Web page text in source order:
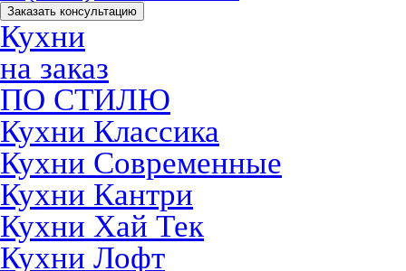
Заказать консультацию
Кухни
на заказ
ПО СТИЛЮ
Кухни Классика
Кухни Современные
Кухни Кантри
Кухни Хай Тек
Кухни Лофт